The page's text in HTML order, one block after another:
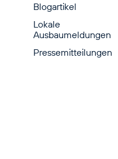
Blogartikel
Lokale
Ausbaumeldungen
Pressemitteilungen